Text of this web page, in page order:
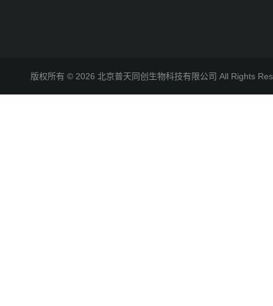
版权所有 © 2026 北京普天同创生物科技有限公司 All Rights